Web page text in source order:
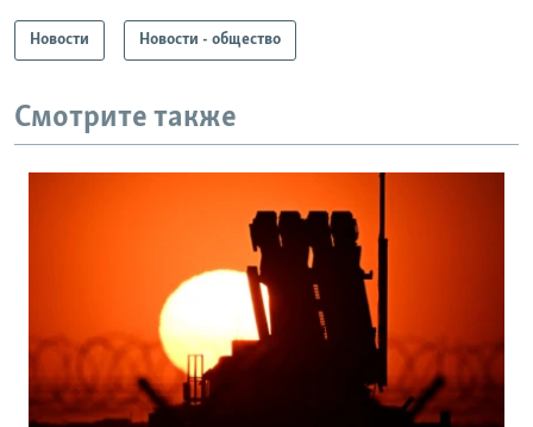
Новости Новости - общество
Смотрите также